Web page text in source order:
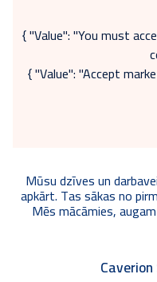
{ "Value": "You must
{ "Value": "Accept
Mūsu dzīves un
apkārt. Tas sākas no
Mēs mācāmies,